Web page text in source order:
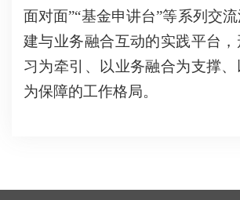
面对面”“基金申讲台”等系列交
建与业务融合互动的实践平台，
习为牵引、以业务融合为支撑、
为保障的工作格局。